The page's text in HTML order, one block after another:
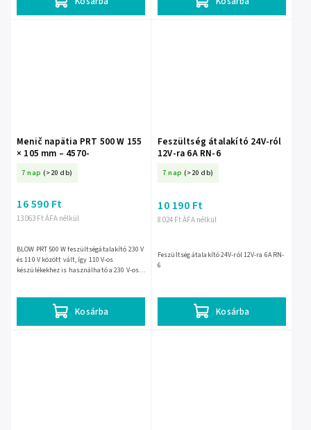
Menič napätia PRT 500 W 155
× 105 mm – 4570-
7 nap (>20 db)
13 063 Ft ÁFA nélkül
16 590 Ft
Kosárba
BLOW PRT 500 W feszültségátalakító 230 V
és 110 V között vált, így 110 V-os
készülékekhez is használható a 230 V-os
Feszültség átalakító 24V-ról
12V-ra 6A RN-6
7 nap (>20 db)
8 024 Ft ÁFA nélkül
10 190 Ft
Kosárba
Feszültség átalakító 24V-ról 12V-ra 6A RN-
6